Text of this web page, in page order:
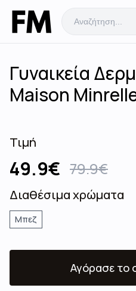
Γυναικεία
Maison
Τιμή
49.9€ 79.9€
Διαθέσιμα χρώματα
Μπεζ
Αγόρασε το